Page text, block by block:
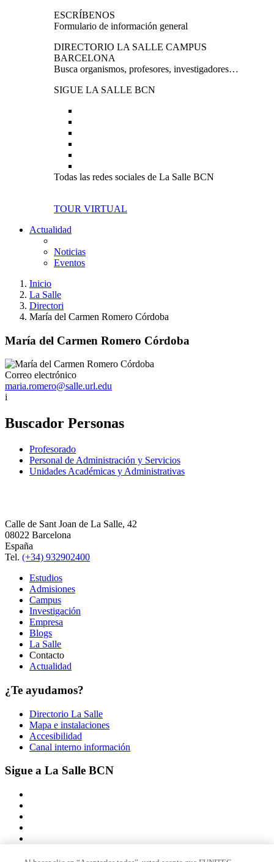
ESCRÍBENOS
Formulario de información general
DIRECTORIO LA SALLE CAMPUS
BARCELONA
Busca organismos, profesores, investigadores…
SIGUE LA SALLE BCN
Todas las redes sociales de La Salle BCN
TOUR VIRTUAL
Actualidad
Noticias
Eventos
Inicio
La Salle
Directori
María del Carmen Romero Córdoba
María del Carmen Romero Córdoba
Correo electrónico
maria.romero@salle.url.edu
i
Buscador Personas
Profesorado
Personal de Administración y Servicios
Unidades Académicas y Administrativas
Calle de Sant Joan de La Salle, 42
08022 Barcelona
España
Tel. (+34) 932902400
Estudios
Admisiones
Campus
Investigación
Empresa
Blogs
La Salle
Contacto
Actualidad
¿Te ayudamos?
Directorio La Salle
Mapa e instalaciones
Accesibilidad
Canal interno información
Sigue a La Salle BCN